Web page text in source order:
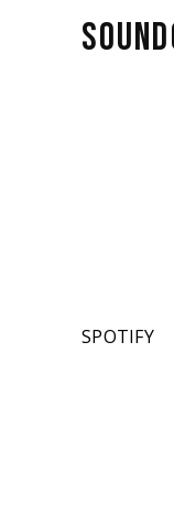
SPOTIFY